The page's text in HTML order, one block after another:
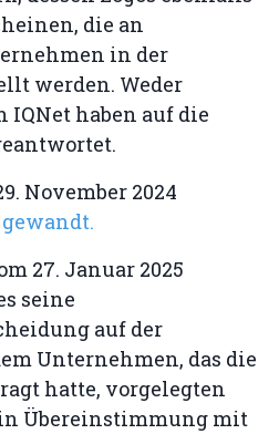
die an
in der
werden. Weder
haben auf die
November 2024
27. Januar 2025
seine
auf der
Unternehmen, das die
hatte, vorgelegten
Übereinstimmung mit